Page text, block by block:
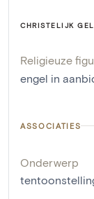
CHRISTELIJK
Religieuze
engel in
ASSOCIATIES
Onderwerp